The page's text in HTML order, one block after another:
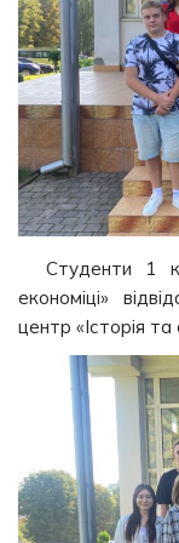
Студенти 1
економіці»
центр «Історія та